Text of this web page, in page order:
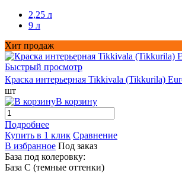
2,25 л
9 л
Хит продаж
Быстрый просмотр
Краска интерьерная Tikkivala (Tikkurila)
шт
В корзину
Подробнее
Купить в 1 клик Сравнение
В избранное Под заказ
База под колеровку:
База С (темные оттенки)